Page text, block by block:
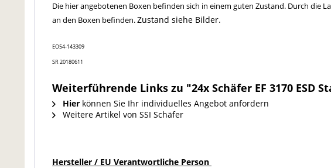
Die hier angebotenen Boxen befinden sich in einem guten Zustand. Durch die
an den Boxen befinden.Zustand siehe Bilder.
EO54-143309
SR 20180611
Weiterführende Links zu "24x Schäfer EF 3170 ESD
Hier können Sie Ihr individuelles Angebot anfordern
Weitere Artikel von SSI Schäfer
Hersteller / EU Verantwortliche Person